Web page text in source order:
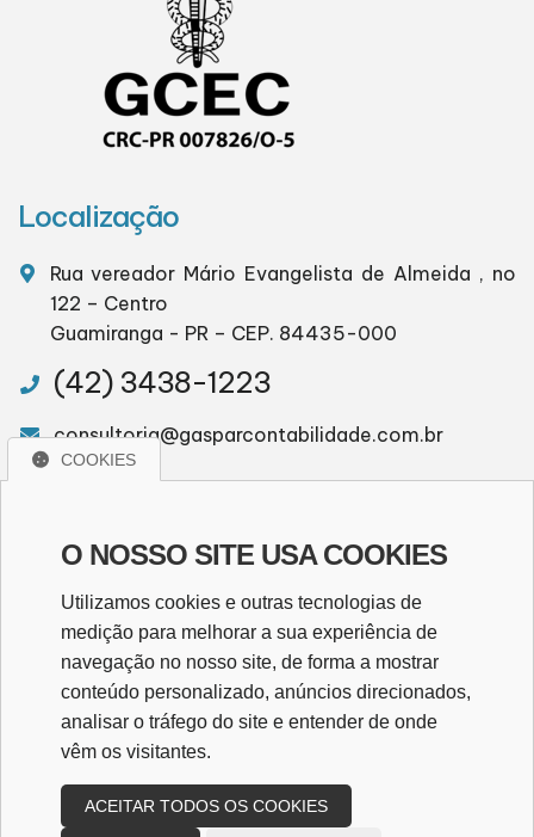
Localização
Rua vereador Mário Evangelista de Almeida , no
122 – Centro
Guamiranga - PR – CEP. 84435-000
(42) 3438-1223
consultoria@gasparcontabilidade.com.br
Redes Sociais
COOKIES
O NOSSO SITE USA COOKIES
Utilizamos cookies e outras tecnologias de
medição para melhorar a sua experiência de
navegação no nosso site, de forma a mostrar
conteúdo personalizado, anúncios direcionados,
analisar o tráfego do site e entender de onde
vêm os visitantes.
ACEITAR TODOS OS COOKIES